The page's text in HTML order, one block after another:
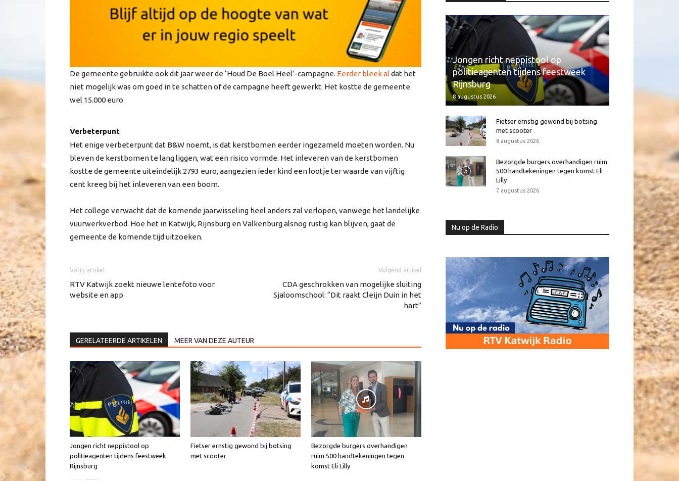
De gemeente gebruikte ook dit jaar weer de ‘Houd De Boel Heel’-campagne. Eerder bleek al dat het
niet mogelijk was om goed in te schatten of de campagne heeft gewerkt. Het kostte de gemeente
wel 15.000 euro.
Verbeterpunt
Het enige verbeterpunt dat B&W noemt, is dat kerstbomen eerder ingezameld moeten worden. Nu
bleven de kerstbomen te lang liggen, wat een risico vormde. Het inleveren van de kerstbomen
kostte de gemeente uiteindelijk 2793 euro, aangezien ieder kind een lootje ter waarde van vijftig
cent kreeg bij het inleveren van een boom.
Het college verwacht dat de komende jaarwisseling heel anders zal verlopen, vanwege het landelijke
vuurwerkverbod. Hoe het in Katwijk, Rijnsburg en Valkenburg alsnog rustig kan blijven, gaat de
gemeente de komende tijd uitzoeken.
Vorig artikel
RTV Katwijk zoekt nieuwe lentefoto voor
website en app
Volgend artikel
CDA geschrokken van mogelijke sluiting
Sjaloomschool: “Dit raakt Cleijn Duin in het
hart”
GERELATEERDE ARTIKELEN MEER VAN DEZE AUTEUR
Jongen richt neppistool op
politieagenten tijdens feestweek
Rijnsburg
Fietser ernstig gewond bij botsing
met scooter
Bezorgde burgers overhandigen
ruim 500 handtekeningen tegen
komst Eli Lilly
Jongen richt neppistool op
politieagenten tijdens feestweek
Rijnsburg
8 augustus 2026
Fietser ernstig gewond bij botsing
met scooter
8 augustus 2026
Bezorgde burgers overhandigen ruim
500 handtekeningen tegen komst Eli
Lilly
7 augustus 2026
Nu op de Radio